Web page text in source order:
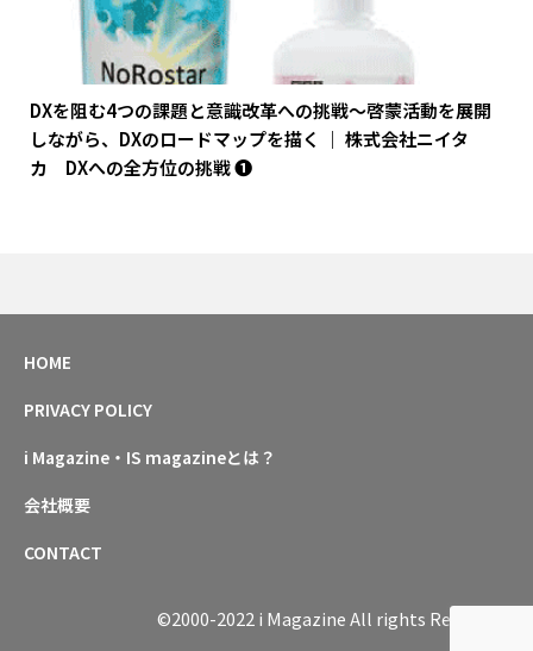
DXを阻む4つの課題と意識改革への挑戦～啓蒙活動を展開
しながら、DXのロードマップを描く ｜ 株式会社ニイタ
カ DXへの全方位の挑戦 ❶
HOME
PRIVACY POLICY
i Magazine・IS magazineとは？
会社概要
CONTACT
©2000-2022 i Magazine All rights Reserved.